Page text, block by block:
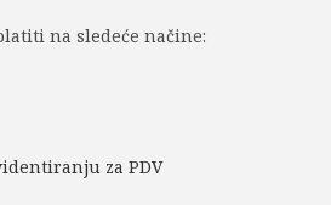
na sledeće načine:
za PDV